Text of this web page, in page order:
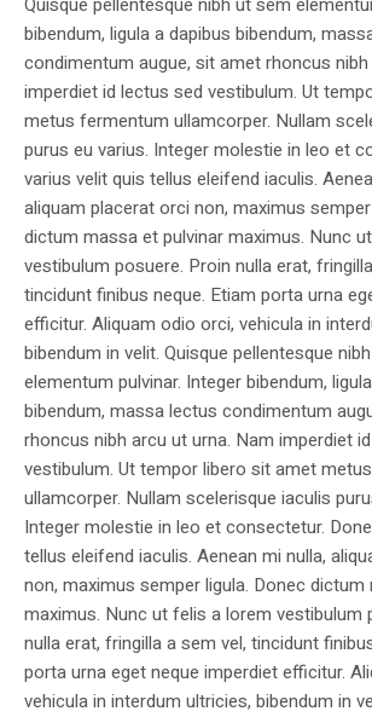
bibendum, ligula a dapibus bibendum,
condimentum augue, sit amet rhoncus
imperdiet id lectus sed vestibulum. Ut
metus fermentum ullamcorper. Nullam
purus eu varius. Integer molestie in leo et
varius velit quis tellus eleifend iaculis.
aliquam placerat orci non, maximus
dictum massa et pulvinar maximus. Nunc
vestibulum posuere. Proin nulla erat,
tincidunt finibus neque. Etiam porta urna
efficitur. Aliquam odio orci, vehicula in
bibendum in velit. Quisque pellentesque
elementum pulvinar. Integer bibendum,
bibendum, massa lectus condimentum
rhoncus nibh arcu ut urna. Nam imperdiet
vestibulum. Ut tempor libero sit amet
ullamcorper. Nullam scelerisque iaculis
Integer molestie in leo et consectetur.
tellus eleifend iaculis. Aenean mi nulla,
non, maximus semper ligula. Donec
maximus. Nunc ut felis a lorem vestibulum
nulla erat, fringilla a sem vel, tincidunt
porta urna eget neque imperdiet efficitur.
vehicula in interdum ultricies, bibendum in